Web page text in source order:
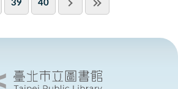
39 40